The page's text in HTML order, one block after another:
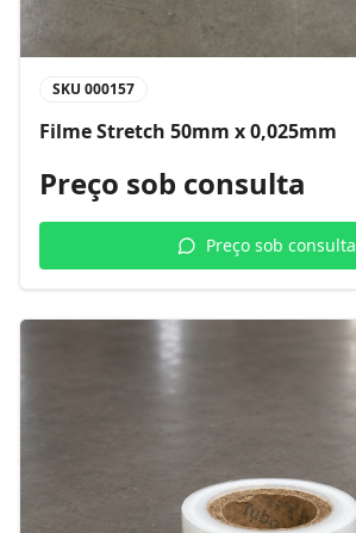
SKU 000157
Filme Stretch 50mm x 0,025mm
Preço sob consulta
Preço sob consulta